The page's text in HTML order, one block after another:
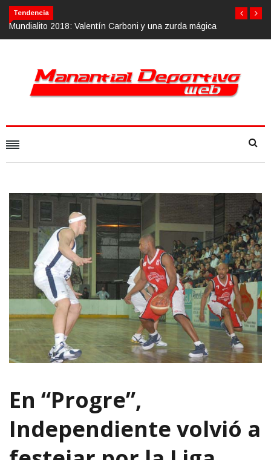
Tendencia
y una zurda mágica Calvario Race 2018, 10 de noviembre
En “Progre”,
Independiente volvió a